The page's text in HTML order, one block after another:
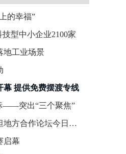
的幸福”
型中小企业2100家
地工业场景
幕 提供免费摆渡专线
——突出“三个聚焦”
第三届中国—乌兹别克斯坦地方合作论坛今日在西安
启幕